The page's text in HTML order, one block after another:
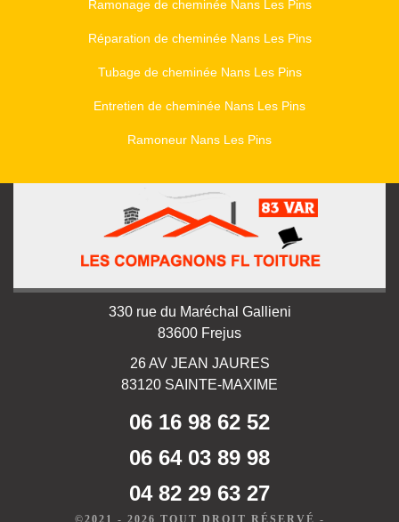
Ramonage de cheminée Nans Les Pins
Réparation de cheminée Nans Les Pins
Tubage de cheminée Nans Les Pins
Entretien de cheminée Nans Les Pins
Ramoneur Nans Les Pins
330 rue du Maréchal Gallieni
83600 Frejus
26 AV JEAN JAURES
83120 SAINTE-MAXIME
06 16 98 62 52
06 64 03 89 98
04 82 29 63 27